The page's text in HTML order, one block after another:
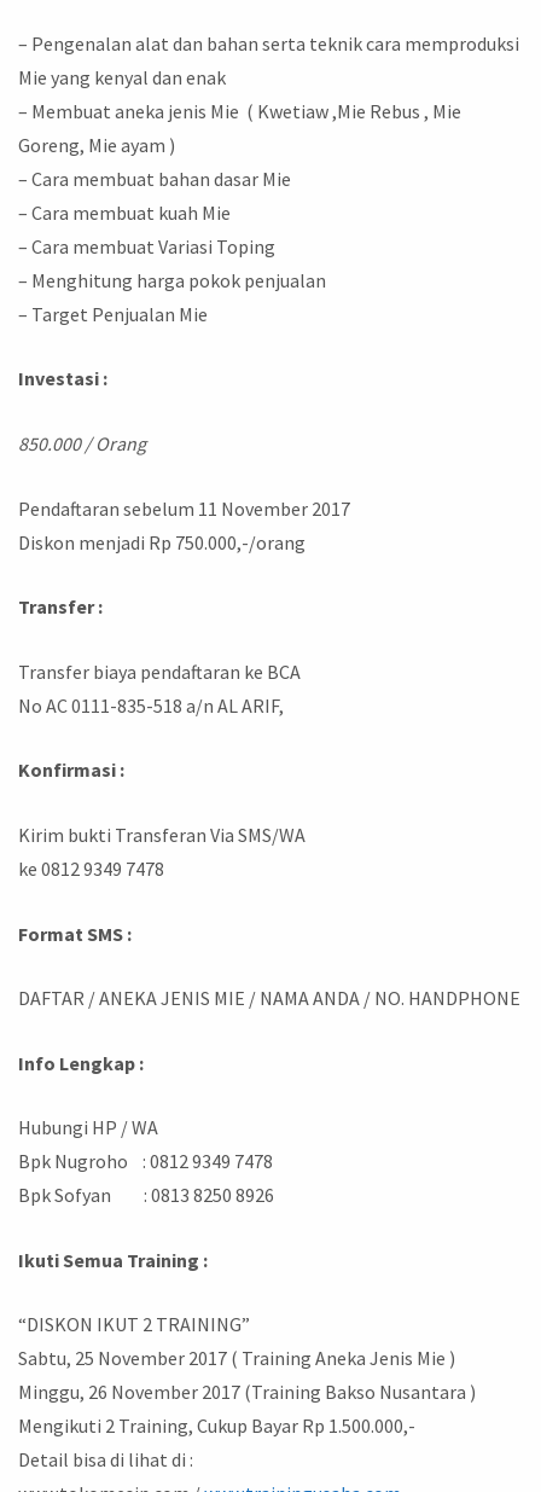
– Pengenalan alat dan bahan serta teknik cara memproduksi
Mie yang kenyal dan enak
– Membuat aneka jenis Mie ( Kwetiaw ,Mie Rebus , Mie
Goreng, Mie ayam )
– Cara membuat bahan dasar Mie
– Cara membuat kuah Mie
– Cara membuat Variasi Toping
– Menghitung harga pokok penjualan
– Target Penjualan Mie
Investasi :
850.000 / Orang
Pendaftaran sebelum 11 November 2017
Diskon menjadi Rp 750.000,-/orang
Transfer :
Transfer biaya pendaftaran ke BCA
No AC 0111-835-518 a/n AL ARIF,
Konfirmasi :
Kirim bukti Transferan Via SMS/WA
ke 0812 9349 7478
Format SMS :
DAFTAR / ANEKA JENIS MIE / NAMA ANDA / NO. HANDPHONE
Info Lengkap :
Hubungi HP / WA
Bpk Nugroho : 0812 9349 7478
Bpk Sofyan : 0813 8250 8926
Ikuti Semua Training :
“DISKON IKUT 2 TRAINING”
Sabtu, 25 November 2017 ( Training Aneka Jenis Mie )
Minggu, 26 November 2017 (Training Bakso Nusantara )
Mengikuti 2 Training, Cukup Bayar Rp 1.500.000,-
Detail bisa di lihat di :